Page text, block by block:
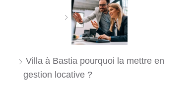
Villa à Bastia pourquoi la mettre en
gestion locative ?